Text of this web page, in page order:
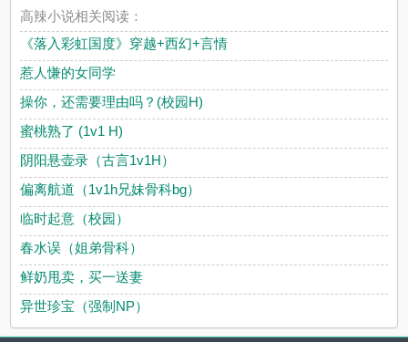
高辣小说相关阅读：
《落入彩虹国度》穿越+西幻+言情
惹人慊的女同学
操你，还需要理由吗？(校园H)
蜜桃熟了 (1v1 H)
阴阳悬壶录（古言1v1H）
偏离航道（1v1h兄妹骨科bg）
临时起意（校园）
春水误（姐弟骨科）
鲜奶甩卖，买一送妻
异世珍宝（强制NP）